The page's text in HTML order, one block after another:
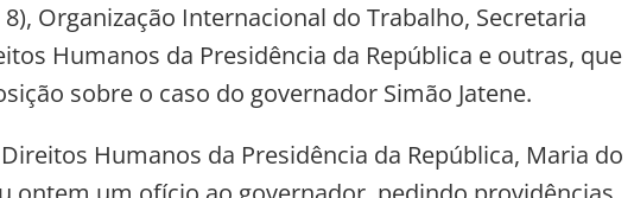
Organização Internacional do Trabalho, Secretaria
Humanos da Presidência da República e outras, que
sobre o caso do governador Simão Jatene.
Humanos da Presidência da República, Maria do